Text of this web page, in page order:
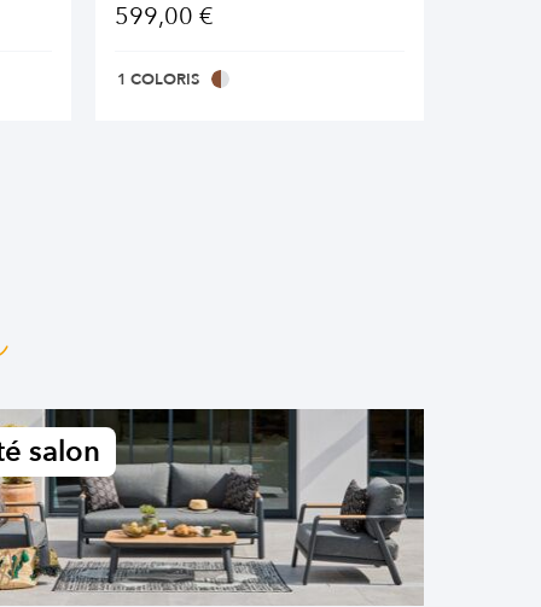
599,00 €
1 COLORIS
salon